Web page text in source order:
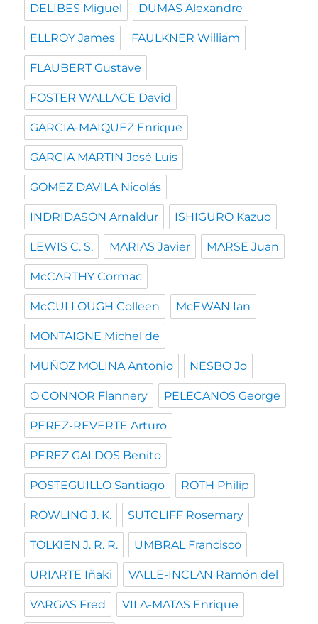
DELIBES Miguel DUMAS Alexandre
ELLROY James FAULKNER William
FLAUBERT Gustave
FOSTER WALLACE David
GARCIA-MAIQUEZ Enrique
GARCIA MARTIN José Luis
GOMEZ DAVILA Nicolás
INDRIDASON Arnaldur ISHIGURO Kazuo
LEWIS C. S. MARIAS Javier MARSE Juan
McCARTHY Cormac
McCULLOUGH Colleen McEWAN Ian
MONTAIGNE Michel de
MUÑOZ MOLINA Antonio NESBO Jo
O'CONNOR Flannery PELECANOS George
PEREZ-REVERTE Arturo
PEREZ GALDOS Benito
POSTEGUILLO Santiago ROTH Philip
ROWLING J. K. SUTCLIFF Rosemary
TOLKIEN J. R. R. UMBRAL Francisco
URIARTE Iñaki VALLE-INCLAN Ramón del
VARGAS Fred VILA-MATAS Enrique